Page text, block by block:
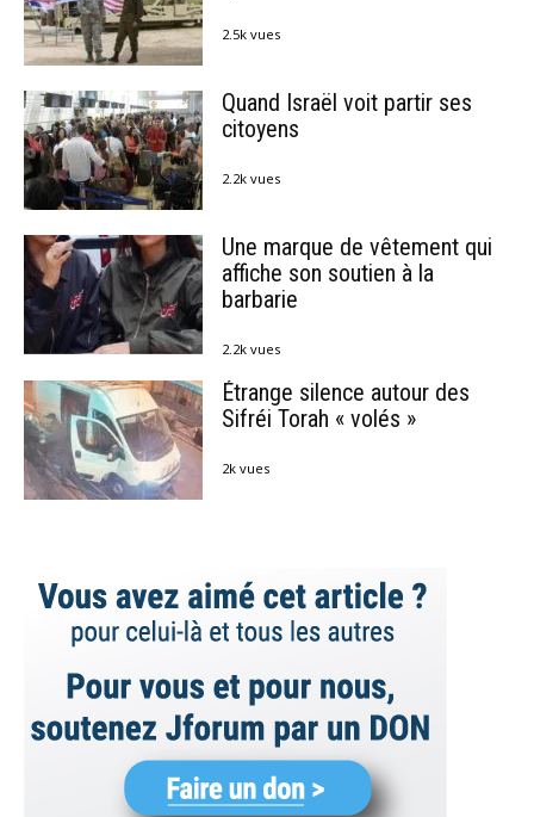
2.5k vues
Quand Israël voit partir ses
citoyens
2.2k vues
Une marque de vêtement qui
affiche son soutien à la
barbarie
2.2k vues
Étrange silence autour des
Sifréi Torah « volés »
2k vues